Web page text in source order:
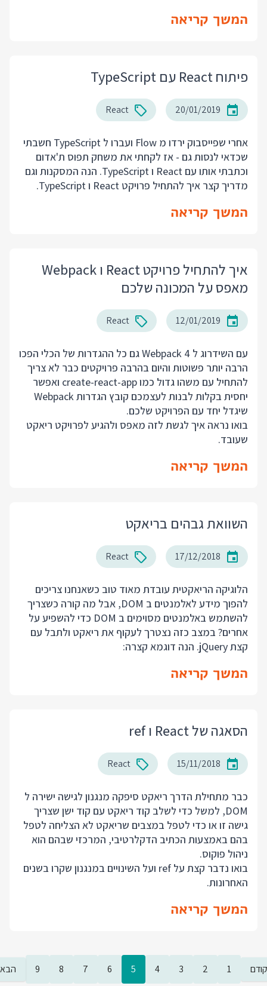
המשך קריאה
פיתוח React עם TypeScript
20/01/2019
React
אחרי שפייסבוק ירדו מ Flow ועברו ל TypeScript חשבתי
שכדאי לנסות גם - אז לקחתי את משחק תפוס ת'אדום
וכתבתי אותו עם React ו TypeScript. הנה המסקנות וגם
מדריך קצר איך להתחיל פרויקט React ו TypeScript.
המשך קריאה
איך להתחיל פרויקט React ו Webpack
מאפס על המכונה שלכם
12/01/2019
React
עם השידרוג ל Webpack 4 גם כל ההגדרות של הכלי הפכו
הרבה יותר פשוטות והיום בהרבה פרויקטים כבר לא צריך
להתחיל עם משהו גדול כמו create-react-app ואפשר
יחסית בקלות לבנות לעצמכם קובץ הגדרות Webpack
שיגדל יחד עם הפרויקט שלכם.
בואו נראה איך לגשת לזה מאפס ולהגיע לפרויקט ריאקט
שעובד.
המשך קריאה
השוואת גבהים בריאקט
17/12/2018
React
הלוגיקה הריאקטית עובדת מאוד טוב כשאנחנו צריכים
להפוך מידע לאלמנטים ב DOM, אבל מה קורה כשצריך
להשתמש באלמנטים מסוימים ב DOM כדי להשפיע על
אחרים? במצב כזה נצטרך לעקוף את ריאקט ולתבל עם
קצת jQuery. הנה דוגמא קצרה:
המשך קריאה
הסאגה של React ו ref
15/11/2018
React
כבר מתחילת הדרך ריאקט סיפקה מנגנון לגישה ישירה ל
DOM, למשל כדי לשלב קוד ריאקט עם קוד ישן שצריך
גישה זו או כדי לטפל במצבים שריאקט לא הצליחה לטפל
בהם באמצעות הכתיב הדקלרטיבי, המרכזי שבהם הוא
ניהול פוקוס.
בואו נדבר קצת על ref ועל השינויים במנגנון שקרו בשנים
האחרונות.
המשך קריאה
קודם 1
2
3
4
5
6
7
8
9 הבא